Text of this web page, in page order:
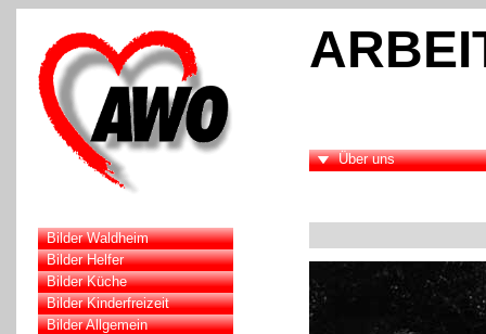
Über uns
Bilder Waldheim
Bilder Helfer
Bilder Küche
Bilder Kinderfreizeit
Bilder Allgemein